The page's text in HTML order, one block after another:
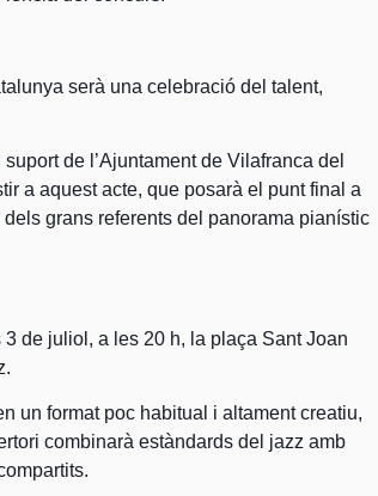
serà una celebració del talent,
de l’Ajuntament de Vilafranca del
a aquest acte, que posarà el punt final a
grans referents del panorama pianístic
de juliol, a les 20 h, la plaça Sant Joan
un format poc habitual i altament creatiu,
combinarà estàndards del jazz amb